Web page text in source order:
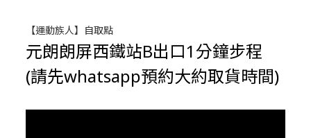
【運動族人】自取點
元朗朗屏西鐵站B出口1分鐘步程
(請先whatsapp預約大約取貨時間)